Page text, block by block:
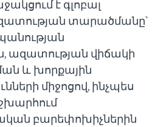
է գլոբալ
տարածմանը՝
ազատության վիճակի
և խորքային
միջոցով, ինչպես
բարեփոխիչներին